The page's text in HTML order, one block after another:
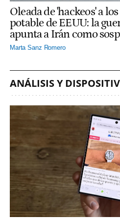
Oleada de 'hackeos' a
potable de EEUU: la
apunta a Irán como
Marta Sanz Romero
ANÁLISIS Y